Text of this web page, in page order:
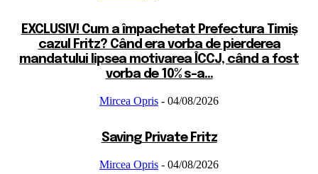
EXCLUSIV! Cum a împachetat Prefectura Timiș
cazul Fritz? Când era vorba de pierderea
mandatului lipsea motivarea ÎCCJ, când a fost
vorba de 10% s-a...
Mircea Opris - 04/08/2026
Saving Private Fritz
Mircea Opris - 04/08/2026